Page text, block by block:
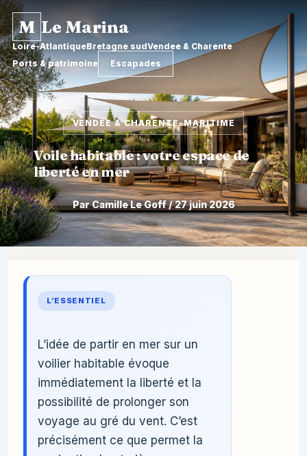
M Le Marina
Loire-AtlantiqueBretagne sudVendee & Charente
Ports & patrimoine
Escapades
VENDÉE & CHARENTE-MARITIME
Voile habitable : votre espace de
liberté en mer
Par Camille Le Goff / 27 juin 2026
contenu
L’ESSENTIEL
L’idée de partir en mer sur un
voilier habitable évoque
immédiatement la liberté et la
possibilité de prolonger son
voyage au gré du vent. C’est
précisément ce que permet la